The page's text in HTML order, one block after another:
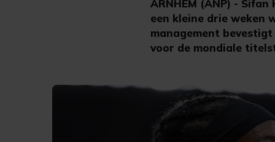
ARNHEM (ANP) -
een kleine drie weken
management
voor de mondiale